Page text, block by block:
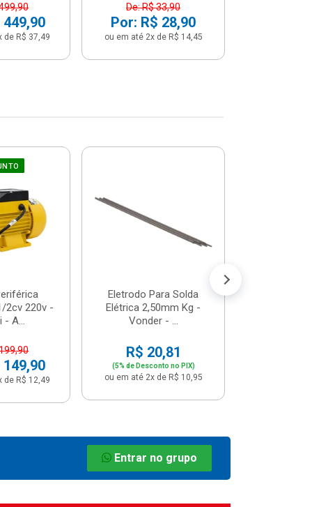
de R$ 37,49
De: R$ 33,90
Por: R$ 28,90
ou em até 2x de R$ 14,45
2cv 220v -
- A...
149,90
de R$ 12,49
Eletrodo Para Solda
Elétrica 2,50mm Kg -
Vonder - ...
R$ 20,81
(5% de Desconto no PIX)
ou em até 2x de R$ 10,95
Entrar no grupo